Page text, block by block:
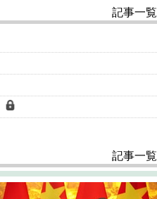
記事一覧
記事一覧